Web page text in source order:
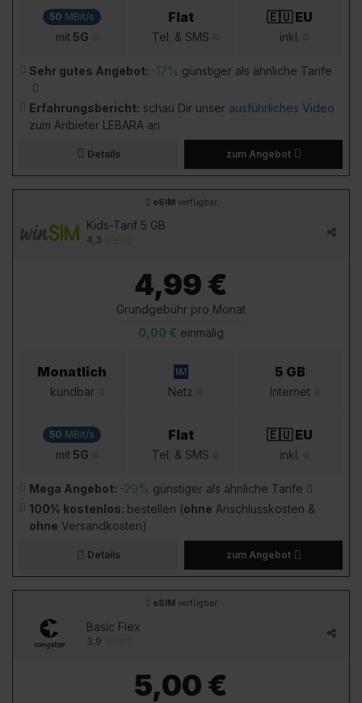
50 MBit/s
mit5G
Flat
Tel. & SMS
🇪🇺 EU
inkl.
Sehr gutes Angebot: -17% günstiger als ähnliche Tarife
Erfahrungsbericht: schau Dir unser ausführliches Video
zum Anbieter LEBARA an
Details zum Angebot
eSIMverfügbar
Kids-Tarif 5 GB
4,3
4,99 €
Grundgebühr pro Monat
0,00 € einmalig
Monatlich
kündbar Netz
5 GB
Internet
50 MBit/s
mit5G
Flat
Tel. & SMS
🇪🇺 EU
inkl.
Mega Angebot: -29% günstiger als ähnliche Tarife
100% kostenlos: bestellen (ohne Anschlusskosten &
ohne Versandkosten)
Details zum Angebot
eSIM verfügbar
Basic Flex
3,9
5,00 €